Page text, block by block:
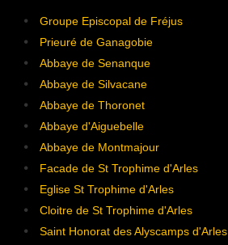
Groupe Episcopal de Fréjus
Prieuré de Ganagobie
Abbaye de Senanque
Abbaye de Silvacane
Abbaye de Thoronet
Abbaye d'Aiguebelle
Abbaye de Montmajour
Facade de St Trophime d'Arles
Eglise St Trophime d'Arles
Cloitre de St Trophime d'Arles
Saint Honorat des Alyscamps d'Arles